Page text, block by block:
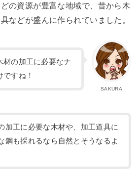
の資源が豊富な地域で、昔から木
などが盛んに作られていました。
SAKURA
材の加工に必要なナ
すね！
加工に必要な木材や、加工道具に
鋼も採れるなら自然とそうなるよ